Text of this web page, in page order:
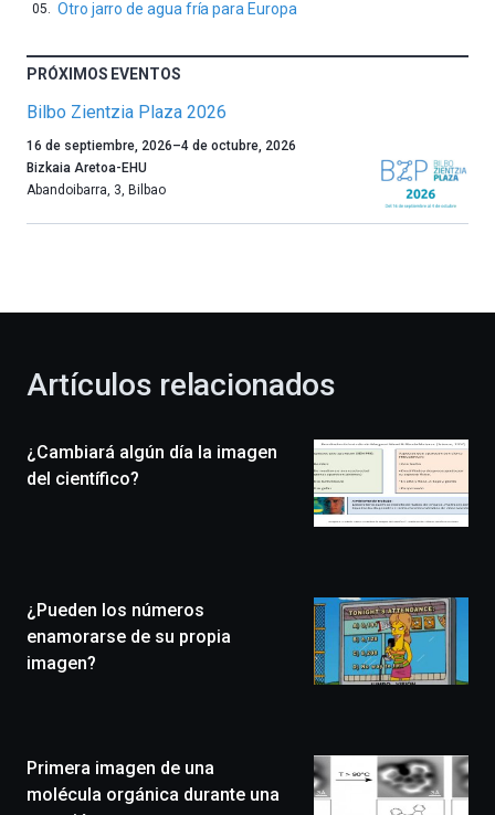
Otro jarro de agua fría para Europa
PRÓXIMOS EVENTOS
Bilbo Zientzia Plaza 2026
Un
año
más,
celebración
novena
edición
un
festival
que
llenará
monólogos,
exposiciones,
16 de septiembre, 2026–4 de octubre, 2026
Bizkaia Aretoa-EHU
Abandoibarra, 3, Bilbao
Artículos relacionados
¿Cambiará algún día la imagen
del científico?
¿Pueden los números
enamorarse de su propia
imagen?
Primera imagen de una
molécula orgánica durante una